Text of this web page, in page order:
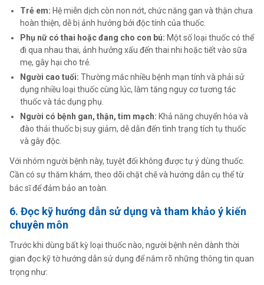
Trẻ em: Hệ miễn dịch còn non nớt, chức năng gan và thận chưa
hoàn thiện, dễ bị ảnh hưởng bởi độc tính của thuốc.
Phụ nữ có thai hoặc đang cho con bú: Một số loại thuốc có thể
đi qua nhau thai, ảnh hưởng xấu đến thai nhi hoặc tiết vào sữa
mẹ, gây hại cho trẻ.
Người cao tuổi: Thường mắc nhiều bệnh mạn tính và phải sử
dụng nhiều loại thuốc cùng lúc, làm tăng nguy cơ tương tác
thuốc và tác dụng phụ.
Người có bệnh gan, thận, tim mạch: Khả năng chuyển hóa và
đào thải thuốc bị suy giảm, dễ dẫn đến tình trạng tích tụ thuốc
và gây độc.
Với nhóm người bệnh này, tuyệt đối không được tự ý dùng thuốc.
Cần có sự thăm khám, theo dõi chặt chẽ và hướng dẫn cụ thể từ
bác sĩ để đảm bảo an toàn.
6. Đọc kỹ hướng dẫn sử dụng và tham khảo ý kiến
chuyên môn
Trước khi dùng bất kỳ loại thuốc nào, người bệnh nên dành thời
gian đọc kỹ tờ hướng dẫn sử dụng để nắm rõ những thông tin quan
trọng như: